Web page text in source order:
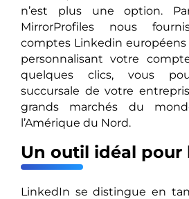
n’est plus une option.
MirrorProfiles nous
comptes Linkedin européens
personnalisant votre
quelques clics, vous
succursale de votre
grands marchés du
l’Amérique du Nord.
Un outil idéal pour
LinkedIn se distingue en